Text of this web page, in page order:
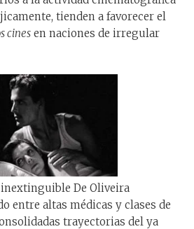
tienden a favorecer el
cines en naciones de irregular
De Oliveira
entre altas médicas y clases de
trayectorias del ya